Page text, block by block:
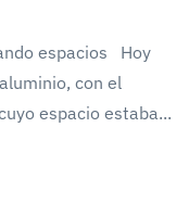
espacios Hoy
con el
espacio estaba...